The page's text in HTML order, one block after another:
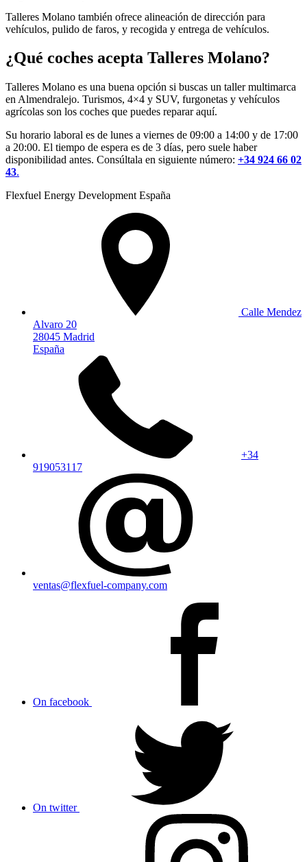
Talleres Molano también ofrece alineación de dirección para
vehículos, pulido de faros, y recogida y entrega de vehículos.
¿Qué coches acepta Talleres Molano?
Talleres Molano es una buena opción si buscas un taller multimarca
en Almendralejo. Turismos, 4×4 y SUV, furgonetas y vehículos
agrícolas son los coches que puedes reparar aquí.
Su horario laboral es de lunes a viernes de 09:00 a 14:00 y de 17:00
a 20:00. El tiempo de espera es de 3 días, pero suele haber
disponibilidad antes. Consúltala en siguiente número: +34 924 66 02
43.
Flexfuel Energy Development España
Calle Mendez
Alvaro 20
28045 Madrid
España
+34
919053117
ventas@flexfuel-company.com
On facebook
On twitter